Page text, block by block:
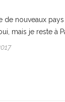
de nouveaux
mais je reste à